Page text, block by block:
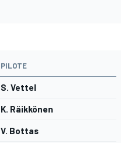
PILOTE
S. Vettel
K. Räikkönen
V. Bottas